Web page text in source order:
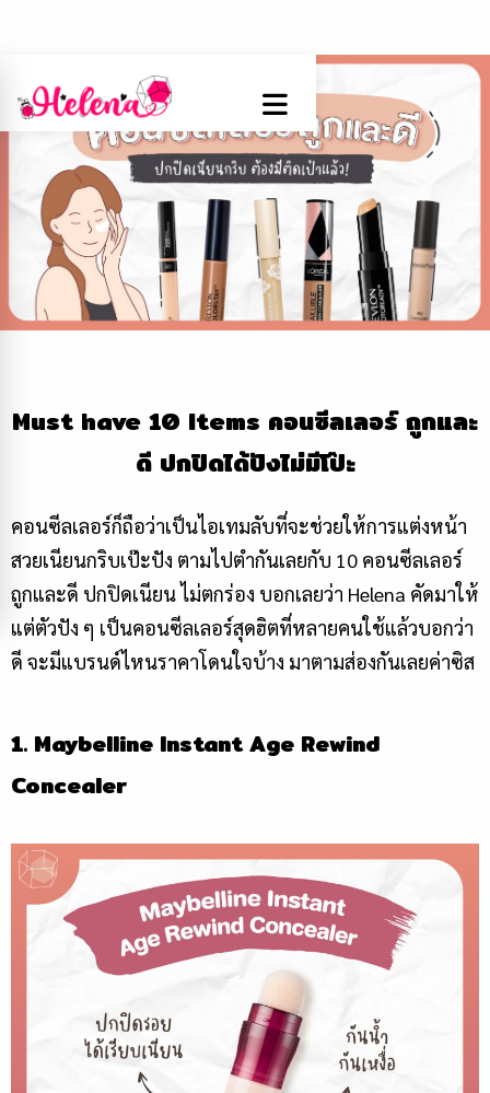
Must have 10 Items คอนซีลเลอร์ ถูกและ
ดี ปกปิดได้ปังไม่มีโป๊ะ
คอนซีลเลอร์ก็ถือว่าเป็นไอเทมลับที่จะช่วยให้การแต่งหน้า
สวยเนียนกริบเป๊ะปัง ตามไปตำกันเลยกับ 10 คอนซีลเลอร์
ถูกและดี ปกปิดเนียน ไม่ตกร่อง บอกเลยว่า Helena คัดมาให้
แต่ตัวปัง ๆ เป็นคอนซีลเลอร์สุดฮิตที่หลายคนใช้แล้วบอกว่า
ดี จะมีแบรนด์ไหนราคาโดนใจบ้าง มาตามส่องกันเลยค่าซิส
1. Maybelline Instant Age Rewind
Concealer